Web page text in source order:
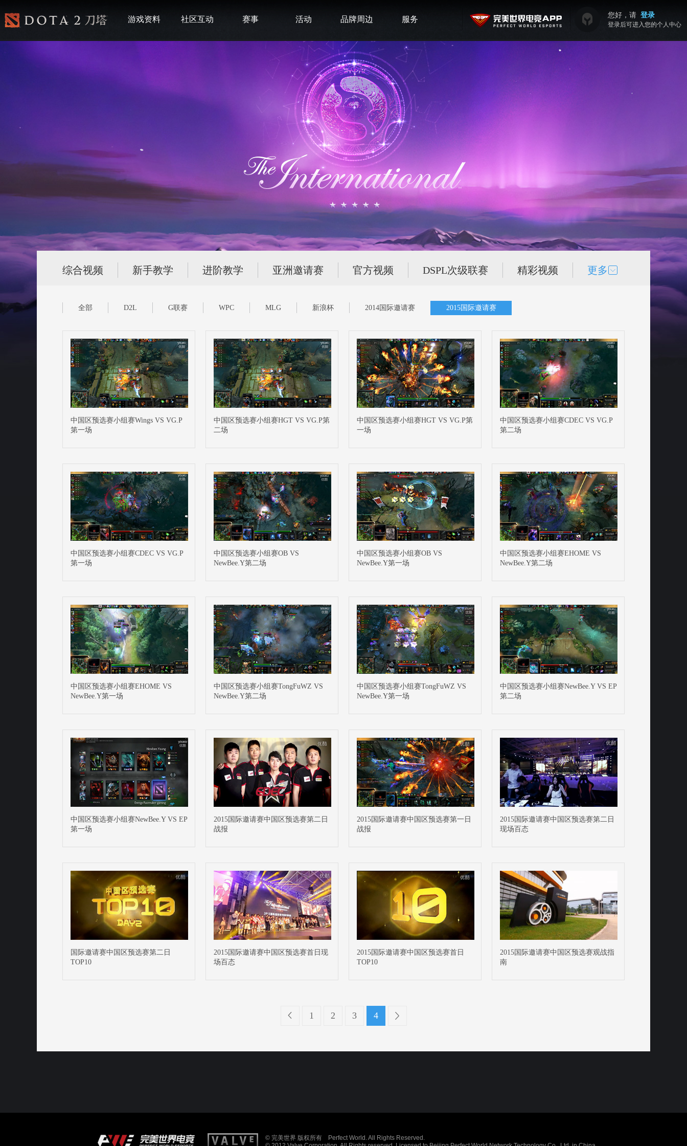
游戏资料 社区互动 赛事 活动 品牌周边 服务 您好，请 登录
登录后可进入您的个人中心
综合视频 新手教学 进阶教学 亚洲邀请赛 官方视频 DSPL次级联赛 精彩视频 更多
全部 D2L G联赛 WPC MLG 新浪杯 2014国际邀请赛 2015国际邀请赛
中国区预选赛小组赛Wings VS VG.P
第一场
中国区预选赛小组赛HGT VS VG.P第
二场
中国区预选赛小组赛HGT VS VG.P第
一场
中国区预选赛小组赛CDEC VS VG.P
第二场
中国区预选赛小组赛CDEC VS VG.P
第一场
中国区预选赛小组赛OB VS
NewBee.Y第二场
中国区预选赛小组赛OB VS
NewBee.Y第一场
中国区预选赛小组赛EHOME VS
NewBee.Y第二场
中国区预选赛小组赛EHOME VS
NewBee.Y第一场
中国区预选赛小组赛TongFuWZ VS
NewBee.Y第二场
中国区预选赛小组赛TongFuWZ VS
NewBee.Y第一场
中国区预选赛小组赛NewBee.Y VS EP
第二场
中国区预选赛小组赛NewBee.Y VS EP
第一场
2015国际邀请赛中国区预选赛第二日
战报
2015国际邀请赛中国区预选赛第一日
战报
2015国际邀请赛中国区预选赛第二日
现场百态
国际邀请赛中国区预选赛第二日
TOP10
2015国际邀请赛中国区预选赛首日现
场百态
2015国际邀请赛中国区预选赛首日
TOP10
2015国际邀请赛中国区预选赛观战指
南
1 2 3 4
© 完美世界 版权所有 Perfect World. All Rights Reserved.